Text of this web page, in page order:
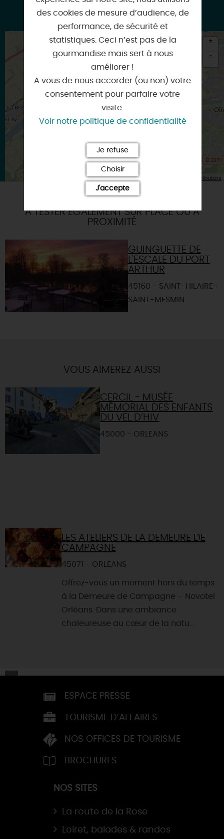
Google
Itinéraire vers
+
-
Leaflet| Map data © OpenStreetMap contributors
A TESTER ÉGALEMENT SUR PLACE OU À
PROXIMITÉ
GUINGUETTE DE
L'ESCALE DU PORT
ARTHUR
45160 - SAINT-HILAIRE-
SAINT-MESMIN
VOUS AIMEREZ AUSSI
CERCIL - MUSÉE
MÉMORIAL DES ENFANTS
DU VEL D’HIV
45000 - ORLEANS
LES ATELIERS DE LA DEMEURE DE
CAMPAGNE
45071 - ORLEANS
Offrez-vous un moment hors du temps
à la Demeure de Campagne – Novotel
Orléans. Dans une ambiance
chaleureuse au cœur de la natu...
ESPACE PRESSE
TOURISME D’AFFAIRES
NOS OFFICES DE TOURISME
BROCHURES
NOS SITES
La route de la Rose
Loiret, balades & randos
des cookies de mesure d’audience, de
performance, de sécurité et
statistiques. Ceci n’est pas de la
gourmandise mais sert à nous
améliorer !
A vous de nous accorder (ou non) votre
consentement pour parfaire votre
visite.
Voir notre politique de confidentialité
Je refuse
Choisir
J'accepte